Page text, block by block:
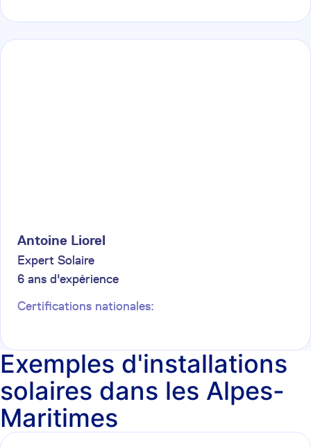
Antoine Liorel
Expert Solaire
6 ans d'expérience
Certifications nationales:
Exemples d'installations
solaires dans les Alpes-
Maritimes